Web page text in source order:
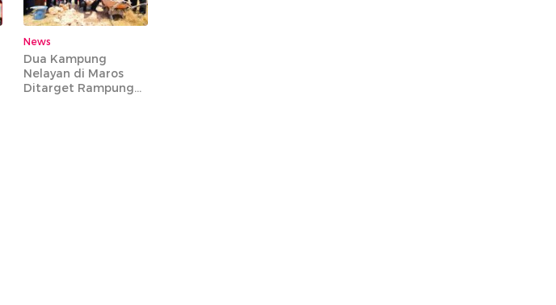
News
Dua Kampung
Nelayan di Maros
Ditarget Rampung